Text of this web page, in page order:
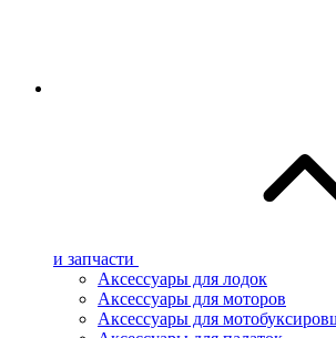
и запчасти
Аксессуары для лодок
Аксессуары для моторов
Аксессуары для